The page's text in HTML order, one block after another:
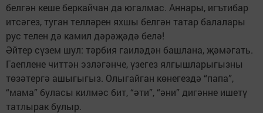
белгән кеше беркайчан да югалмас. Аннары, игътибар
итсәгез, туган телләрен яхшы белгән татар балалары
рус телен дә камил дәрәҗәдә белә!
Әйтер сүзем шул: тәрбия гаиләдән башлана, җәмәгать.
Гаеплене читтән эзләгәнче, үзегез ялгышларыгызны
төзәтергә ашыгыгыз. Олыгайган көнегездә “папа”,
“мама” буласы килмәс бит, “әти”, “әни” дигәнне ишетү
татлырак булыр.